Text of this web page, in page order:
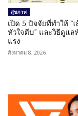
สุขภาพ
เปิด 5 ปัจจัยที่ทำให้ “เ
หัวใจตีบ” และวิธีดูแล
แรง
สิงหาคม 8, 2026